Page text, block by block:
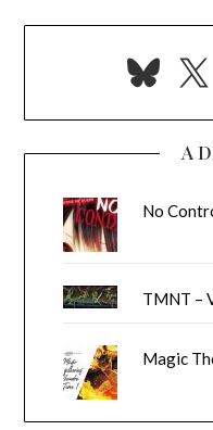
X
A
No
TMNT –
Magic